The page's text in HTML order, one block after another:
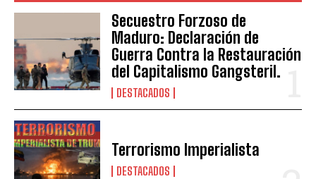
Secuestro Forzoso de
Maduro: Declaración de
Guerra Contra la Restauración
del Capitalismo Gangsteril.
DESTACADOS
Terrorismo Imperialista
DESTACADOS